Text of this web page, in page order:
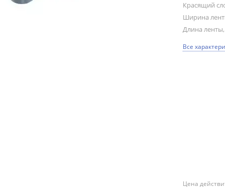
Красящий
Ширина
Длина
Все
Цена